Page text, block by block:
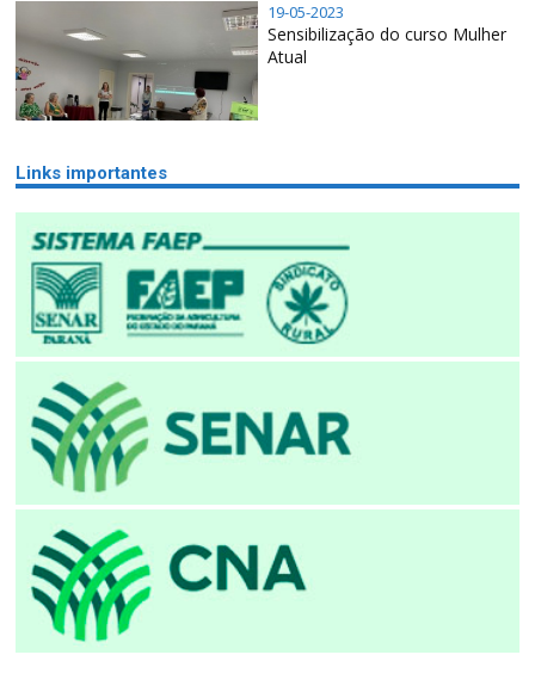
19-05-2023
Sensibilização do curso Mulher
Atual
Links importantes